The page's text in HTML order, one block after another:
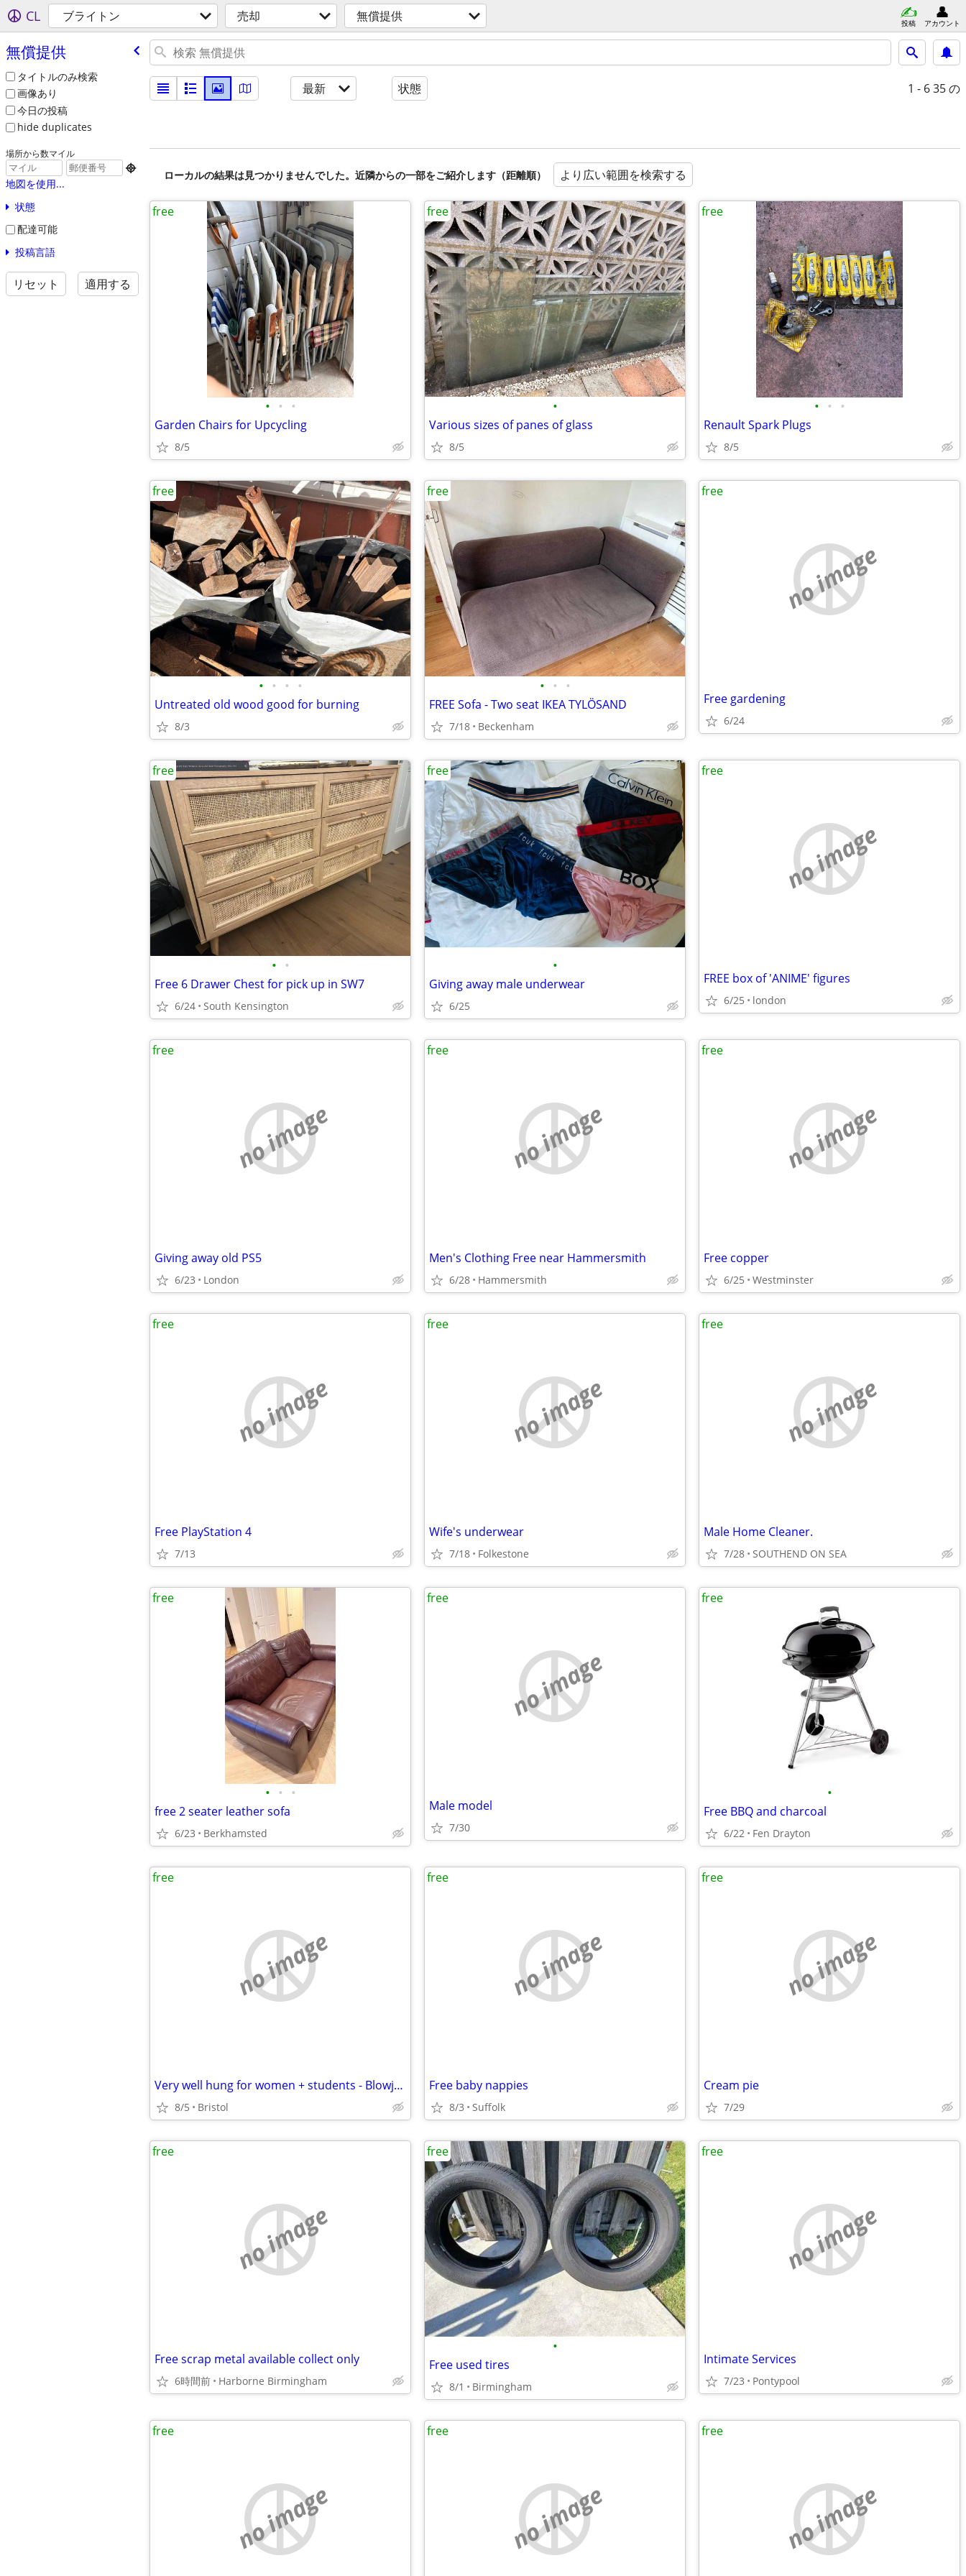
CL ブライトン 売却 無償提供 投稿 アカウント
無償提供
タイトルのみ検索
画像あり
今日の投稿
hide duplicates
場所から数マイル

地図を使用...
状態
配達可能
投稿言語
リセット 適用する
最新 状態 1 - 635 の
ローカルの結果は見つかりませんでした。近隣からの一部をご紹介します（距離順） より広い範囲を検索する
• • •
Garden Chairs for Upcycling
8/5
free
•
Various sizes of panes of glass
8/5
free
• • •
Renault Spark Plugs
8/5
free
• • • •
Untreated old wood good for burning
8/3
free
• • •
FREE Sofa - Two seat IKEA TYLÖSAND
7/18 Beckenham
free
no image
Free gardening
6/24
free
• •
Free 6 Drawer Chest for pick up in SW7
6/24 South Kensington
free
•
Giving away male underwear
6/25
free
no image
FREE box of 'ANIME' figures
6/25 london
free
no image
Giving away old PS5
6/23 London
free
no image
Men's Clothing Free near Hammersmith
6/28 Hammersmith
free
no image
Free copper
6/25 Westminster
free
no image
Free PlayStation 4
7/13
free
no image
Wife's underwear
7/18 Folkestone
free
no image
Male Home Cleaner.
7/28 SOUTHEND ON SEA
free
• • •
free 2 seater leather sofa
6/23 Berkhamsted
free
no image
Male model
7/30
free
•
Free BBQ and charcoal
6/22 Fen Drayton
free
no image
Very well hung for women + students - Blowjobs full sex or anal
8/5 Bristol
free
no image
Free baby nappies
8/3 Suffolk
free
no image
Cream pie
7/29
free
no image
Free scrap metal available collect only
6時間前 Harborne Birmingham
free
•
Free used tires
8/1 Birmingham
free
no image
Intimate Services
7/23 Pontypool
free
no image
free
no image
free
no image
free